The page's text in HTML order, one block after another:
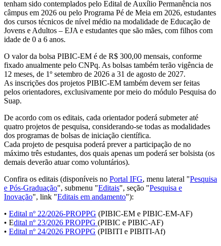
tenham sido contemplados pelo Edital de Auxílio Permanência nos
câmpus em 2026 ou pelo Programa Pé de Meia em 2026, estudantes
dos cursos técnicos de nível médio na modalidade de Educação de
Jovens e Adultos – EJA e estudantes que são mães, com filhos com
idade de 0 a 6 anos.
O valor da bolsa PIBIC-EM é de R$ 300,00 mensais, conforme
fixado anualmente pelo CNPq. As bolsas também terão vigência de
12 meses, de 1º setembro de 2026 a 31 de agosto de 2027.
As inscrições dos projetos PIBIC-EM também devem ser feitas
pelos orientadores, exclusivamente por meio do módulo Pesquisa do
Suap.
De acordo com os editais, cada orientador poderá submeter até
quatro projetos de pesquisa, considerando-se todas as modalidades
dos programas de bolsas de iniciação científica.
Cada projeto de pesquisa poderá prever a participação de no
máximo três estudantes, dos quais apenas um poderá ser bolsista (os
demais deverão atuar como voluntários).
Confira os editais (disponíveis no Portal IFG, menu lateral "Pesquisa
e Pós-Graduação", submenu "Editais", seção "Pesquisa e
Inovação", link "Editais em andamento"):
• Edital nº 22/2026-PROPPG (PIBIC-EM e PIBIC-EM-AF)
• Edital nº 23/2026 PROPPG (PIBIC e PIBIC-AF)
• Edital nº 24/2026 PROPPG (PIBITI e PIBITI-Af)